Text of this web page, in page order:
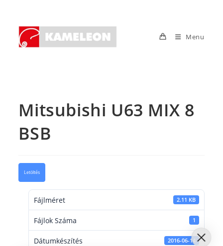
content
Menu
Mitsubishi U63 MIX 8
BSB
Letöltés
Fájlméret 2.11 KB
Fájlok Száma 1
Dátumkészítés 2016-06-14